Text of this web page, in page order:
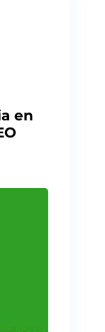
en